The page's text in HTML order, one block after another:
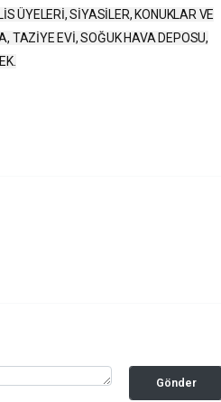
ÜYELERİ, SİYASİLER, KONUKLAR VE
TAZİYE EVİ, SOĞUK HAVA DEPOSU,
Gönder